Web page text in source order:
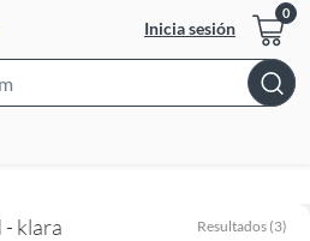
Inicia sesión
Bar
- klara Resultados (3)